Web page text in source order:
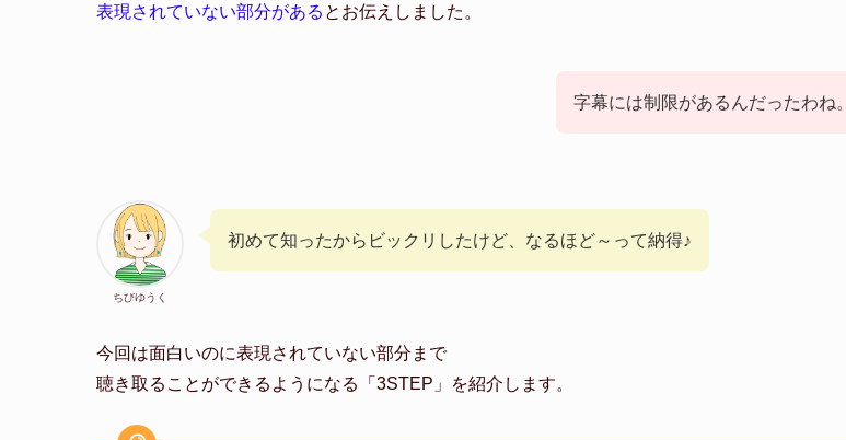
表現されていない部分がある とお伝えしました。
字幕には制限があるんだったわね。
ちびゆうく
初めて知ったからビックリしたけど、なるほど～って納得♪
今回は面白いのに表現されていない部分まで
聴き取ることができるようになる「3STEP」を紹介します。